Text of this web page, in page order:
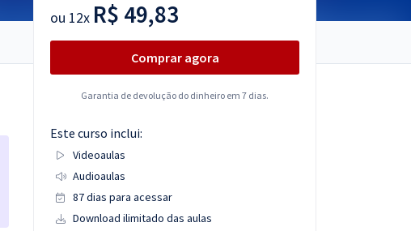
ou 12x R$ 49,83
Comprar agora
Garantia de devolução do dinheiro em 7 dias.
Este curso inclui:
Videoaulas
Audioaulas
87 dias para acessar
Download ilimitado das aulas